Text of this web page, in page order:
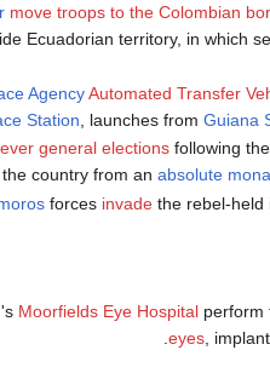
move troops to the Colombian
Ecuadorian territory, in which
Agency Automated Transfer
Station , launches from Guiana
general electionsfollowing
country from an absolute
forces invadethe rebel-held
Moorfields Eye Hospitalperform
eyes,